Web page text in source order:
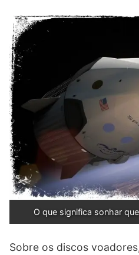
O que significa sonhar
Sobre os discos